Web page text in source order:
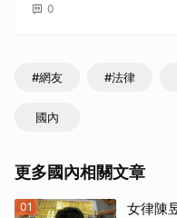
0
#網友 #法律
國內
更多國內相關文章
01
女律陳